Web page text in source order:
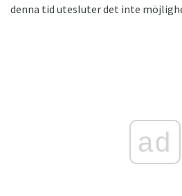
denna tid utesluter det inte
ad